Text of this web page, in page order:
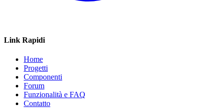
Link Rapidi
Home
Progetti
Componenti
Forum
Funzionalità e FAQ
Contatto